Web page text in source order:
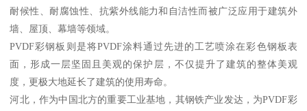
耐候性、耐腐蚀性、抗紫外线能力和自洁性而被广泛应用于建筑外
墙、屋顶、幕墙等领域。
PVDF彩钢板则是将PVDF涂料通过先进的工艺喷涂在彩色钢板表
面，形成一层坚固且美观的保护层，不仅提升了建筑的整体美观
度，更极大地延长了建筑的使用寿命。
河北，作为中国北方的重要工业基地，其钢铁产业发达，为PVDF彩